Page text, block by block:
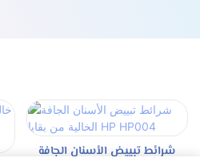
شرائط تبييض الأسنان الجافة